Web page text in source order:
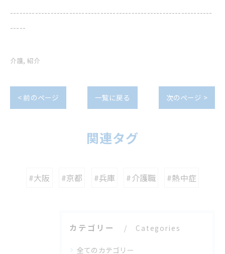
-----------------------------------------------------------------
-----
介護 紹介
< 前のページ 一覧に戻る 次のページ >
関連タグ
#大阪 #京都 #兵庫 #介護職 #熱中症
カテゴリー Categories
全てのカテゴリー